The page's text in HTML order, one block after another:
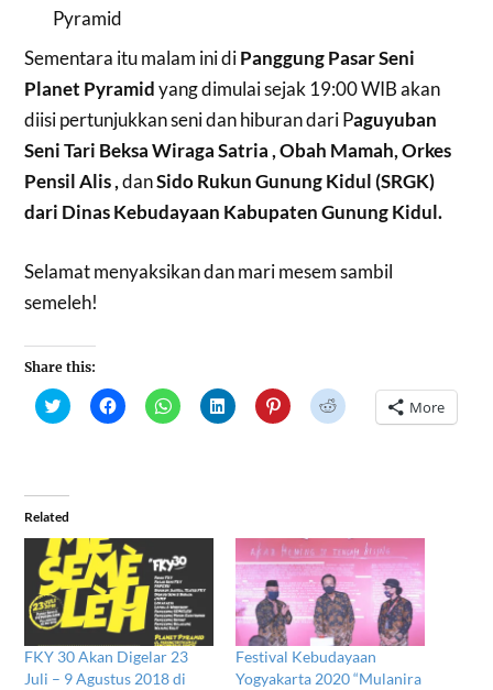
Pyramid
Sementara itu malam ini diPanggung Pasar Seni
Planet Pyramidyang dimulai sejak 19:00 WIB akan
diisi pertunjukkan seni dan hiburan dari Paguyuban
Seni Tari Beksa Wiraga Satria , Obah Mamah, Orkes
Pensil Alis ,danSido Rukun Gunung Kidul (SRGK)
dari Dinas Kebudayaan Kabupaten Gunung Kidul.
Selamat menyaksikan dan mari mesem sambil
semeleh!
Share this:
Click
to
window)
Click
to
Click
to
Click
to
Click
to
Click
to More
Related
FKY 30 Akan Digelar 23
Juli – 9 Agustus 2018 di
Festival Kebudayaan
Yogyakarta 2020 “Mulanira